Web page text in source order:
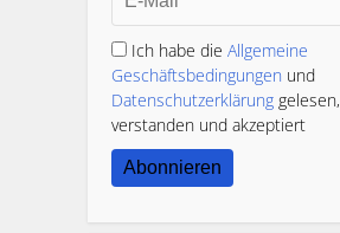
Ich habe die Allgemeine
Geschäftsbedingungen und
Datenschutzerklärung gelesen,
verstanden und akzeptiert
Abonnieren